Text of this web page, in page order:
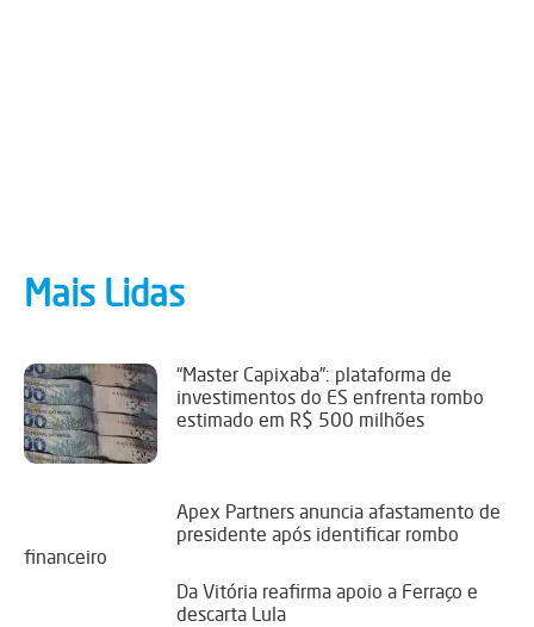
Mais Lidas
“Master Capixaba”: plataforma de
investimentos do ES enfrenta rombo
estimado em R$ 500 milhões
Apex Partners anuncia afastamento de
presidente após identificar rombo
financeiro
Da Vitória reafirma apoio a Ferraço e
descarta Lula